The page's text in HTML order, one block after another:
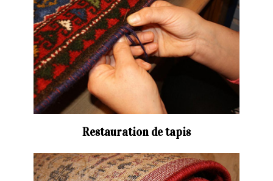
Restauration de tapis